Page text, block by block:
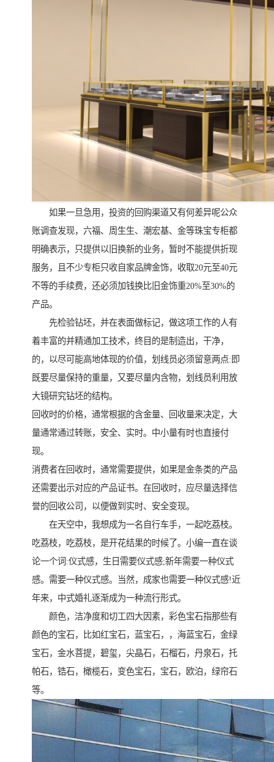
如果一旦急用，投资的回购渠道又有何差异呢公众
账调查发现，六福、周生生、潮宏基、金等珠宝专柜都
明确表示，只提供以旧换新的业务，暂时不能提供折现
服务，且不少专柜只收自家品牌金饰，收取20元至40元
不等的手续费，还必须加钱换比旧金饰重20%至30%的
产品。
先检验钻坯，并在表面做标记，做这项工作的人有
着丰富的并精通加工技术，终目的是制造出，干净，
的，以尽可能高地体现的价值，划线员必须留意两点:即
既要尽量保持的重量，又要尽量内含物，划线员利用放
大镜研究钻坯的结构。
回收时的价格，通常根据的含金量、回收量来决定，大
量通常通过转账，安全、实时。中小量有时也直接付
现。
消费者在回收时，通常需要提供，如果是金条类的产品
还需要出示对应的产品证书。在回收时，应尽量选择信
誉的回收公司，以便做到实时、安全变现。
在天空中，我想成为一名自行车手，一起吃荔枝。
吃荔枝，吃荔枝，是开花结果的时候了。小编一直在谈
论一个词:仪式感，生日需要仪式感;新年需要一种仪式
感。需要一种仪式感。当然，成家也需要一种仪式感!近
年来，中式婚礼逐渐成为一种流行形式。
颜色，洁净度和切工四大因素，彩色宝石指那些有
颜色的宝石，比如红宝石，蓝宝石，，海蓝宝石，金绿
宝石，金水菩提，碧玺，尖晶石，石榴石，丹泉石，托
帕石，锆石，橄榄石，变色宝石，宝石，欧泊，绿帘石
等。